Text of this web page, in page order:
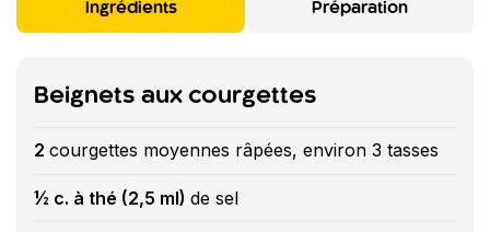
Ingrédients Préparation
Beignets aux courgettes
2 courgettes moyennes râpées, environ 3 tasses
½ c. à thé (2,5 ml) de sel